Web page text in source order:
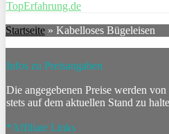
Startseite » Kabelloses Bügeleisen
Infos zu Preisangaben
Die angegebenen Preise werden
stets auf dem aktuellen Stand zu
*Affiliate Links